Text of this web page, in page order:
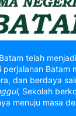
telah
Batam
dan berdaya
, Sekolah
menuju masa